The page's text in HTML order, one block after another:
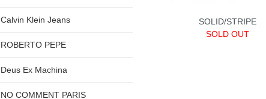
SOLID/STRIPE
SOLD OUT
Calvin Klein Jeans
ROBERTO PEPE
Deus Ex Machina
NO COMMENT PARIS